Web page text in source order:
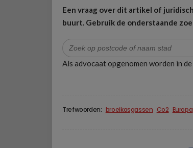
Een vraag over dit artikel of
buurt. Gebruik de onderstaande
Zoek
naar:
Als advocaat opgenomen worden in
Trefwoorden: broeikasgassen Co2 Europa